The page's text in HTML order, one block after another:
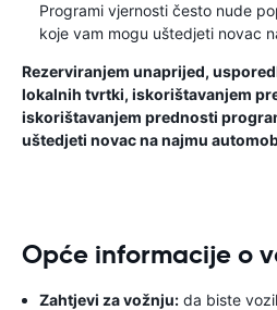
Programi vjernosti često nude
koje vam mogu uštedjeti novac
Rezerviranjem unaprijed,
lokalnih tvrtki, iskorištavanjem
iskorištavanjem prednosti
uštedjeti novac na najmu
Opće informacije o
Zahtjevi za vožnju: da biste